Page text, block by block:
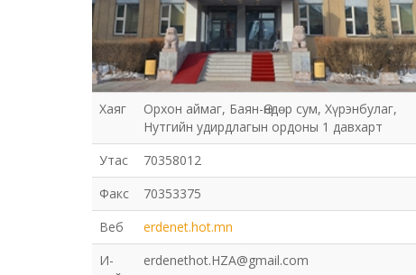
Хаяг
Орхон аймаг, Баян-Өндөр сум, Хүрэнбулаг,
Нутгийн удирдлагын ордоны 1 давхарт
Утас
70358012
Факс
70353375
Веб
erdenet.hot.mn
И-
erdenethot.HZA@gmail.com